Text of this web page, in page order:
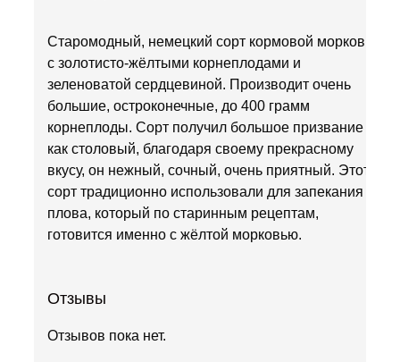
Старомодный, немецкий сорт кормовой моркови
с золотисто-жёлтыми корнеплодами и
зеленоватой сердцевиной. Производит очень
большие, остроконечные, до 400 грамм
корнеплоды. Сорт получил большое призвание
как столовый, благодаря своему прекрасному
вкусу, он нежный, сочный, очень приятный. Этот
сорт традиционно использовали для запекания и
плова, который по старинным рецептам,
готовится именно с жёлтой морковью.
Отзывы
Отзывов пока нет.